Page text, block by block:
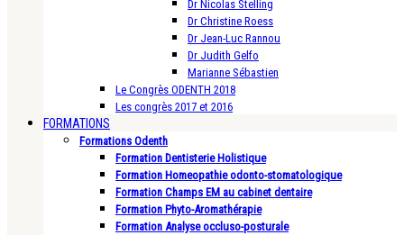
Dr Nicolas Stelling
Dr Christine Roess
Dr Jean-Luc Rannou
Dr Judith Gelfo
Marianne Sébastien
Le Congrès ODENTH 2018
Les congrès 2017 et 2016
FORMATIONS
Formations Odenth
Formation Dentisterie Holistique
Formation Homeopathie odonto-stomatologique
Formation Champs EM au cabinet dentaire
Formation Phyto-Aromathérapie
Formation Analyse occluso-posturale